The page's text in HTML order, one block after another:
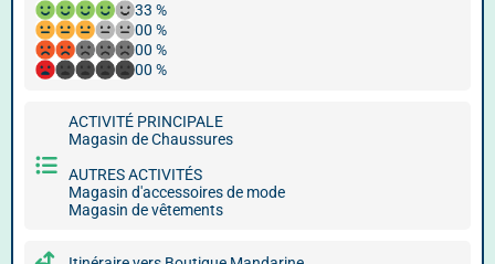
33 %
00 %
00 %
00 %
ACTIVITÉ PRINCIPALE
Magasin de Chaussures
AUTRES ACTIVITÉS
Magasin d'accessoires de mode
Magasin de vêtements